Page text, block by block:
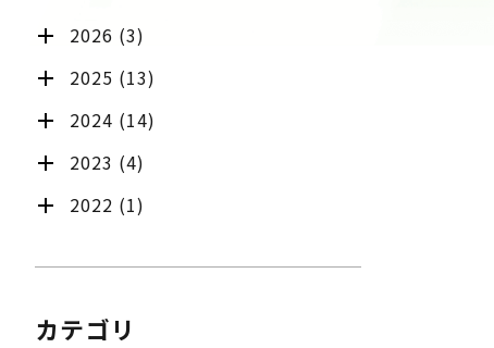
2026 (3)
2025 (13)
2024 (14)
2023 (4)
2022 (1)
カテゴリ